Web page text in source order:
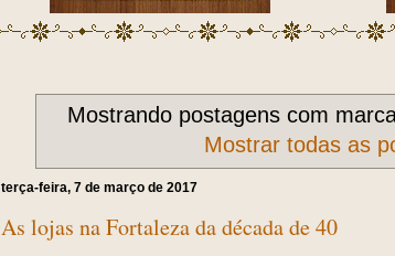
Mostrando postagens com
Mostrar todas as
terça-feira, 7 de março de 2017
As lojas na Fortaleza da década de 40